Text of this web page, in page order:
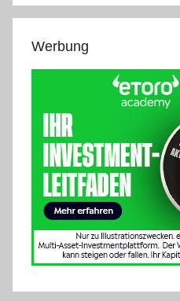
Werbung